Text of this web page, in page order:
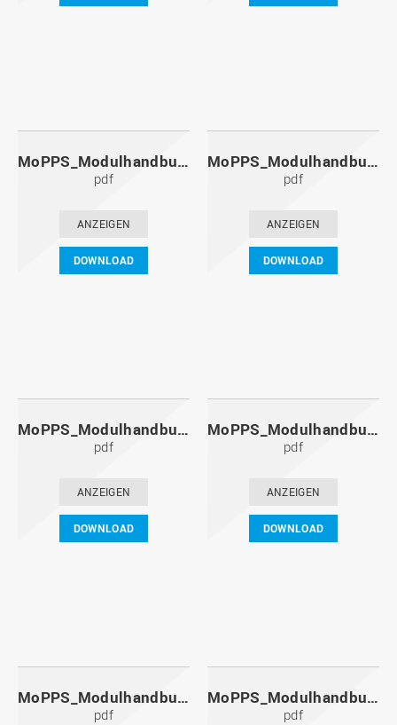
MoPPS_Modulhandbuch_20131201.pdf
pdf
ANZEIGEN
DOWNLOAD
MoPPS_Modulhandbuch_20130601.pdf
pdf
ANZEIGEN
DOWNLOAD
MoPPS_Modulhandbuch_20121201.pdf
pdf
ANZEIGEN
DOWNLOAD
MoPPS_Modulhandbuch_20120601.pdf
pdf
ANZEIGEN
DOWNLOAD
MoPPS_Modulhandbuch_20111201.pdf
pdf
MoPPS_Modulhandbuch_20110601.pdf
pdf